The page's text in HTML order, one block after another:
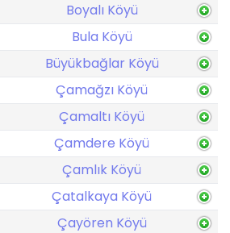
Boyalı Köyü
Bula Köyü
Büyükbağlar Köyü
Çamağzı Köyü
Çamaltı Köyü
Çamdere Köyü
Çamlık Köyü
Çatalkaya Köyü
Çayören Köyü